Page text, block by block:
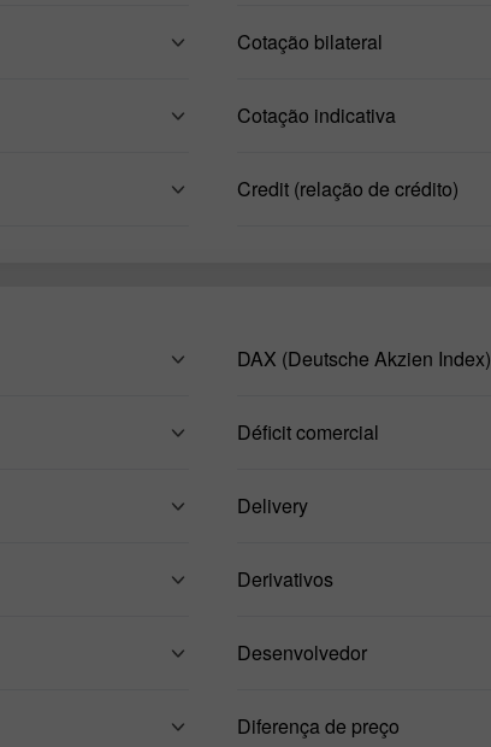
Cotação bilateral
Cotação indicativa
Credit (relação de crédito)
DAX (Deutsche Akzien Index)
Déficit comercial
Delivery
Derivativos
Desenvolvedor
Diferença de preço